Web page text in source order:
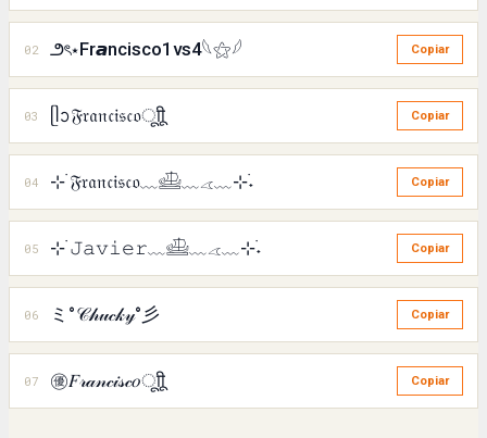
02 ౨ৎ⋆Fr𝙖ncisco1vs4𓆩⚝𓆪 Copiar
03 ᥫᩣ𝔉𝔯𝔞𝔫𝔠𝔦𝔰𝔠𝔬ㅤूाीू Copiar
04 ⊹ ࣪𝔉𝔯𝔞𝔫𝔠𝔦𝔰𝔠𝔬﹏𓊝﹏𓂁﹏⊹࣪˖ Copiar
05 ⊹ ࣪𝙹𝚊𝚟𝚒𝚎𝚛﹏𓊝﹏𓂁﹏⊹࣪˖ Copiar
06 ミ°𝒞𝒽𝓊𝒸𝓀𝓎°彡 Copiar
07 ㊝𝐹𝓇𝒶𝓃𝒸𝒾𝓈𝒸𝑜ㅤूाीू Copiar